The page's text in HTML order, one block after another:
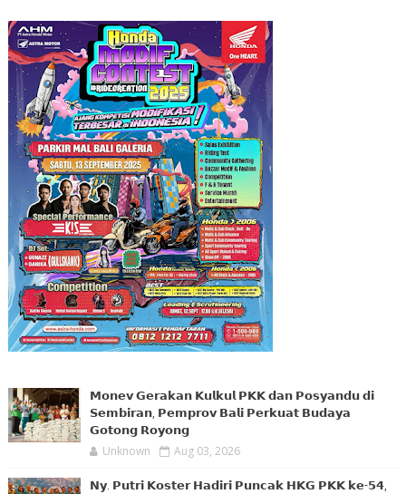
𝗠𝗼𝗻𝗲𝘃 𝗚𝗲𝗿𝗮𝗸𝗮𝗻 𝗞𝘂𝗹𝗸𝘂𝗹 𝗣𝗞𝗞 𝗱𝗮𝗻 𝗣𝗼𝘀𝘆𝗮𝗻𝗱𝘂 𝗱𝗶
𝗦𝗲𝗺𝗯𝗶𝗿𝗮𝗻, 𝗣𝗲𝗺𝗽𝗿𝗼𝘃 𝗕𝗮𝗹𝗶 𝗣𝗲𝗿𝗸𝘂𝗮𝘁 𝗕𝘂𝗱𝗮𝘆𝗮
𝗚𝗼𝘁𝗼𝗻𝗴 𝗥𝗼𝘆𝗼𝗻𝗴
Unknown Aug 03, 2026
𝗡𝘆. 𝗣𝘂𝘁𝗿𝗶 𝗞𝗼𝘀𝘁𝗲𝗿 𝗛𝗮𝗱𝗶𝗿𝗶 𝗣𝘂𝗻𝗰𝗮𝗸 𝗛𝗞𝗚 𝗣𝗞𝗞 𝗸𝗲-𝟱𝟰,